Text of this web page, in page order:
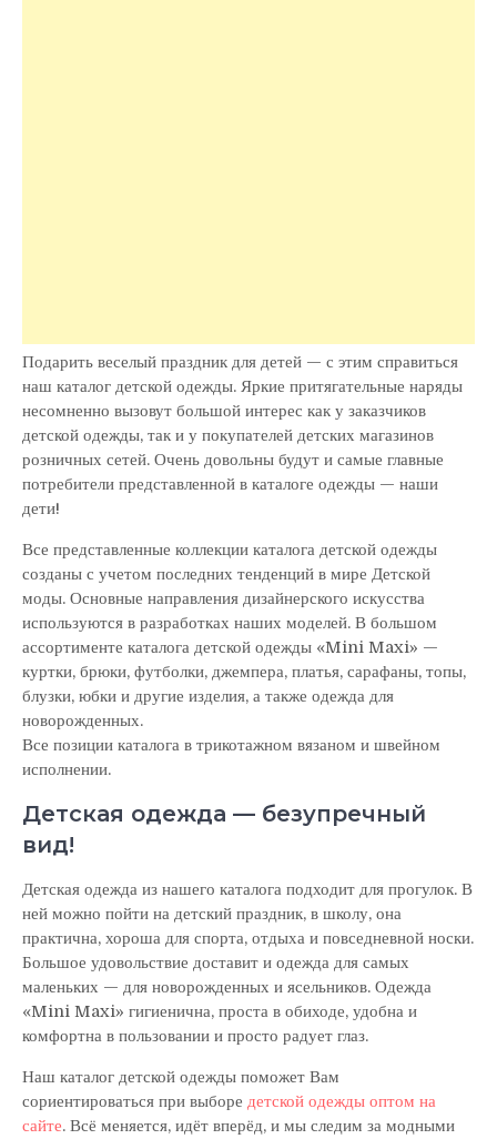
Подарить веселый праздник для детей — с этим справиться
наш каталог детской одежды. Яркие притягательные наряды
несомненно вызовут большой интерес как у заказчиков
детской одежды, так и у покупателей детских магазинов
розничных сетей. Очень довольны будут и самые главные
потребители представленной в каталоге одежды — наши
дети!
Все представленные коллекции каталога детской одежды
созданы с учетом последних тенденций в мире Детской
моды. Основные направления дизайнерского искусства
используются в разработках наших моделей. В большом
ассортименте каталога детской одежды «Mini Maxi» —
куртки, брюки, футболки, джемпера, платья, сарафаны, топы,
блузки, юбки и другие изделия, а также одежда для
новорожденных.
Все позиции каталога в трикотажном вязаном и швейном
исполнении.
Детская одежда — безупречный
вид!
Детская одежда из нашего каталога подходит для прогулок. В
ней можно пойти на детский праздник, в школу, она
практична, хороша для спорта, отдыха и повседневной носки.
Большое удовольствие доставит и одежда для самых
маленьких — для новорожденных и ясельников. Одежда
«Mini Maxi» гигиенична, проста в обиходе, удобна и
комфортна в пользовании и просто радует глаз.
Наш каталог детской одежды поможет Вам
сориентироваться при выборе детской одежды оптом на
сайте. Всё меняется, идёт вперёд, и мы следим за модными